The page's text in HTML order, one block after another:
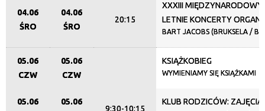
04.06
ŚRO
04.06
ŚRO
20:15
XXXIII MIĘDZYNARODOWY
LETNIE KONCERTY
BART JACOBS (BRUKSELA /
05.06
CZW
05.06
CZW
KSIĄŻKOBIEG
WYMIENIAMY SIĘ KSIĄŻKAMI
05.06
05.06
9:30-10:15
KLUB RODZICÓW: ZAJĘCIA